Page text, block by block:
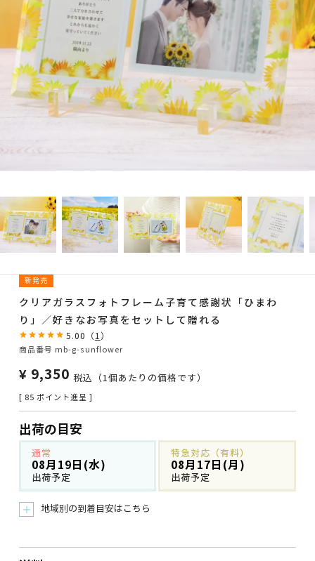
新発売
クリアガラスフォトフレーム子育て感謝状「ひまわ
り」／好きなお写真をセットして贈れる
5.00 （ 1 ）
商品番号 mb-g-sunflower
¥ 9,350 税込 （1個あたりの価格です）
[ 85 ポイント進呈 ]
出荷の目安
通常
08月19日(水)
出荷予定
特急対応（有料）
08月17日(月)
出荷予定
＋ 地域別の到着目安はこちら